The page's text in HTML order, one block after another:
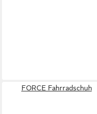
FORCE Fahrradschuh